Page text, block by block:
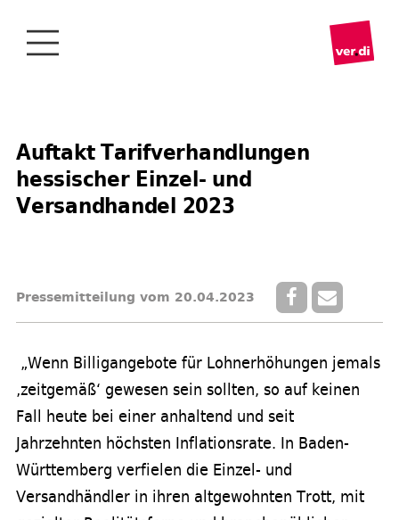
Auftakt Tarifverhandlungen
hessischer Einzel- und
Versandhandel 2023
Pressemitteilung vom 20.04.2023
„Wenn Billigangebote für Lohnerhöhungen jemals
‚zeitgemäß‘ gewesen sein sollten, so auf keinen
Fall heute bei einer anhaltend und seit
Jahrzehnten höchsten Inflationsrate. In Baden-
Württemberg verfielen die Einzel- und
Versandhändler in ihren altgewohnten Trott, mit